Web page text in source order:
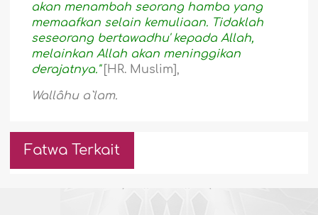
akan menambah seorang hamba yang
memaafkan selain kemuliaan. Tidaklah
seseorang bertawadhu' kepada Allah,
melainkan Allah akan meninggikan
derajatnya."[HR. Muslim],
Wallâhu a`lam.
Fatwa Terkait